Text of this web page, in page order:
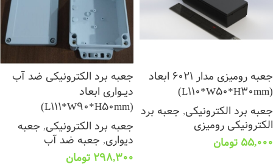
جعبه رومیزی مدار 6021 ابعاد
(L110*W50*H30mm)
جعبه برد الکترونیکی, جعبه برد
الکترونیکی رومیزی
55,000 تومان
جعبه برد الکترونیکی ضد آب
دیــواری ابعاد
(L111*W90*H50mm)
جعبه برد الکترونیکی, جعبه
دیواری, جعبه ضد آب
298,300 تومان